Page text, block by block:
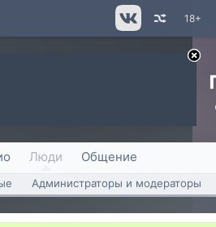
18+
Люди Общение
Администраторы и модераторы